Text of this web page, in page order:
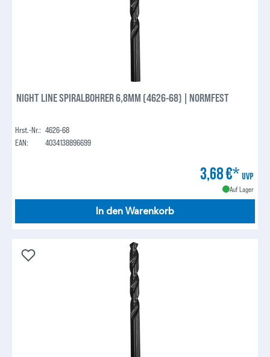
NIGHT LINE SPIRALBOHRER 6,8MM (4626-68) | NORMFEST
Hrst.-Nr.: 4626-68
EAN:
4034138896699
3,68 €* UVP
Auf Lager
In den Warenkorb